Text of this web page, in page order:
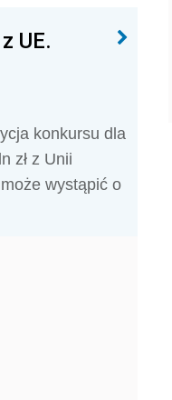
UE.
konkursu dla
zł z Unii
wystąpić o